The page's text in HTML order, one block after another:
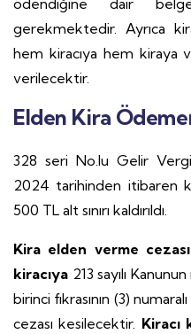
ödendiğine dair
gerekmektedir. Ayrıca
hem kiracıya hem kiraya
verilecektir.
Elden Kira
328 seri No.lu Gelir
2024 tarihinden itibaren
500 TL alt sınırı kaldırıldı.
Kira elden verme
kiracıya 213 sayılı
birinci fıkrasının (3)
cezası kesilecektir. Kiracı